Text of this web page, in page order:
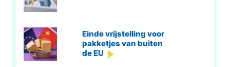
Einde vrijstelling voor
pakketjes van buiten
de EU